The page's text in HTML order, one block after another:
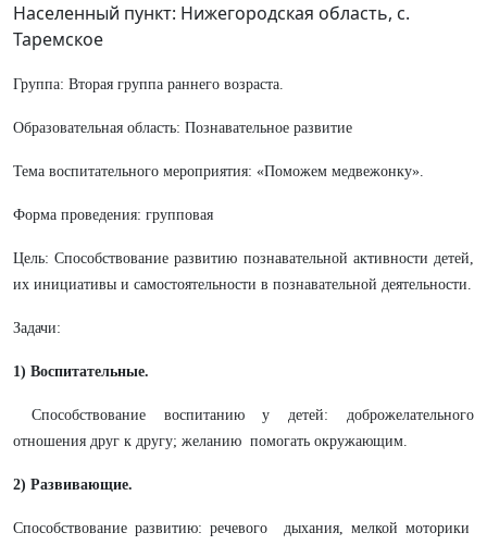
Населенный пункт: Нижегородская область, с.
Таремское
Группа: Вторая группа раннего возраста.
Образовательная область: Познавательное развитие
Тема воспитательного мероприятия: «Поможем медвежонку».
Форма проведения: групповая
Цель: Способствование развитию познавательной активности детей,
их инициативы и самостоятельности в познавательной деятельности.
Задачи:
1) Воспитательные.
Способствование воспитанию у детей: доброжелательного
отношения друг к другу; желанию помогать окружающим.
2) Развивающие.
Способствование развитию: речевого дыхания, мелкой моторики